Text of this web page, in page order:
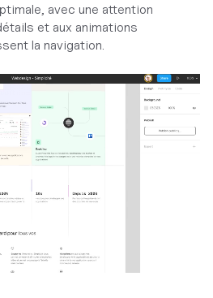
avec une attention
et aux animations
la navigation.